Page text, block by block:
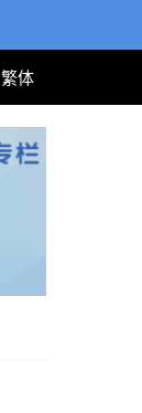
繁体